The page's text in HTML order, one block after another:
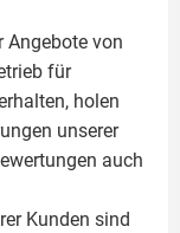
Angebote von
für
holen
unserer
auch
Kunden sind